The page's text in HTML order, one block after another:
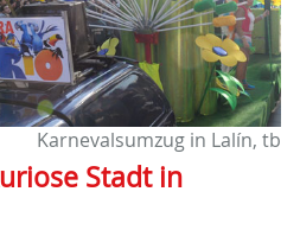
Karnevalsumzug in Lalín, tb
Stadt in